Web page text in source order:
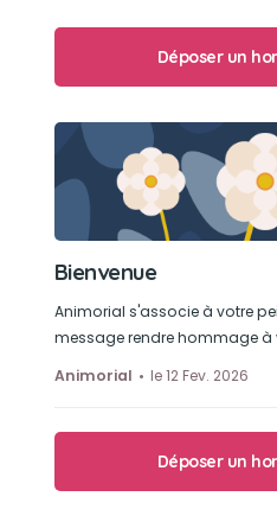
Déposer un
Bienvenue
Animorial s'associe à votre
message rendre hommage
Animorial
le 12 Fev. 2026
Déposer un